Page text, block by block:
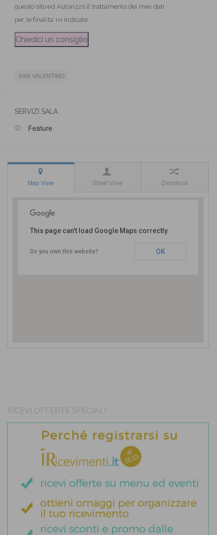
questo sito ed Autorizzo il trattamento dei miei dati
per le finalita’ ivi indicate.
.
SAN VALENTINO
SERVIZI SALA
Feature
Map View Street View Directions
This page can't load Google Maps correctly.
Do you own this website? OK
RICEVI OFFERTE SPECIALI